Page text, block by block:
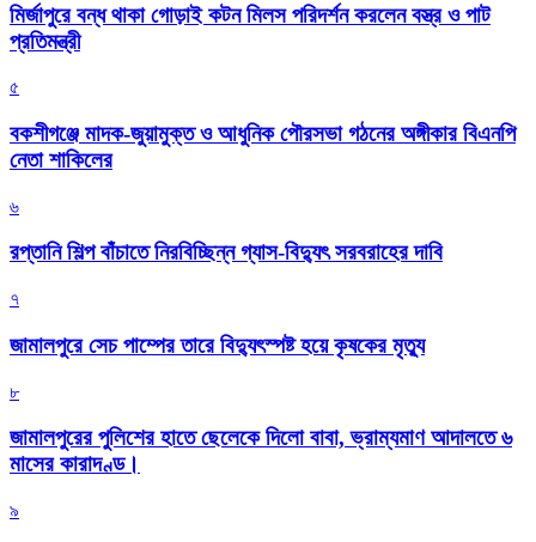
মির্জাপুরে বন্ধ থাকা গোড়াই কটন মিলস পরিদর্শন করলেন বস্ত্র ও পাট
প্রতিমন্ত্রী
৫
বকশীগঞ্জে মাদক-জুয়ামুক্ত ও আধুনিক পৌরসভা গঠনের অঙ্গীকার বিএনপি
নেতা শাকিলের
৬
রপ্তানি শিল্প বাঁচাতে নিরবিচ্ছিন্ন গ্যাস-বিদ্যুৎ সরবরাহের দাবি
৭
জামালপুরে সেচ পাম্পের তারে বিদ্যুৎস্পষ্ট হয়ে কৃষকের মৃত্যু
৮
জামালপুরের পুলিশের হাতে ছেলেকে দিলো বাবা, ভ্রাম্যমাণ আদালতে ৬
মাসের কারাদণ্ড।
৯